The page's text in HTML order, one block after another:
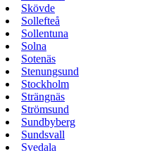
Skövde
Sollefteå
Sollentuna
Solna
Sotenäs
Stenungsund
Stockholm
Strängnäs
Strömsund
Sundbyberg
Sundsvall
Svedala